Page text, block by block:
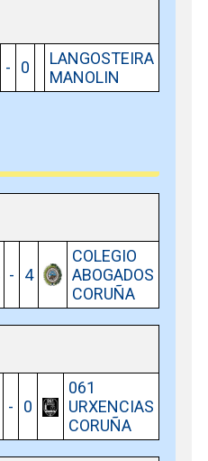
- 0
LANGOSTEIRA
MANOLIN
- 4
COLEGIO
ABOGADOS
CORUÑA
- 0
061
URXENCIAS
CORUÑA